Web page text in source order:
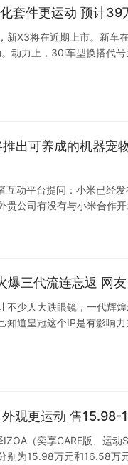
套件更运动 预计39
新X3将在近期上市。新车
动力上，30i车型换搭代
出可养成的机器宠
互动平台提问：小米已经
贵公司有没有与小米合作开
爆三代流连忘返 网
不少人大跌眼镜，一代辉
知道皇冠这个IP是有影响
观更运动 售15.98-
（奕享CARE版、运动
别为15.98万元和16.58万